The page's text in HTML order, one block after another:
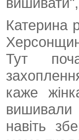
Катерина
Тут
каже
навіть